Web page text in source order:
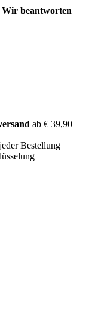
Wir beantworten
ab € 39,90
Bestellung